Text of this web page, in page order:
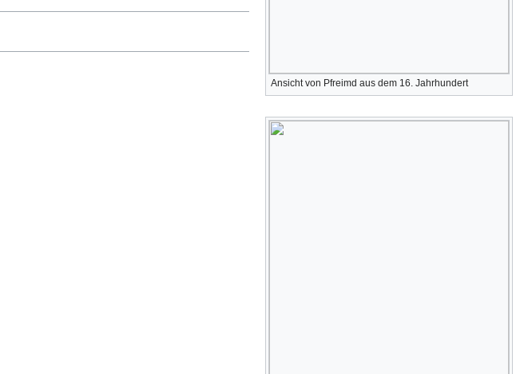
Ansicht von Pfreimd aus dem 16. Jahrhundert